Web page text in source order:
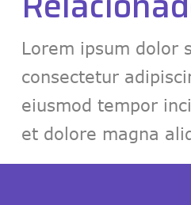
Lorem ipsum dolor
consectetur
eiusmod tempor
et dolore magna